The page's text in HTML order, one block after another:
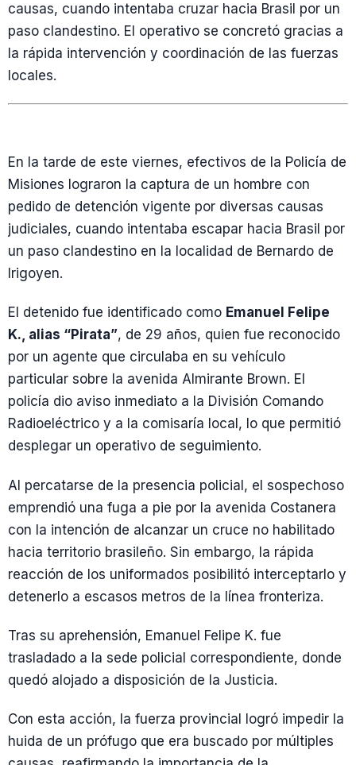
causas, cuando intentaba cruzar hacia Brasil por un
paso clandestino. El operativo se concretó gracias a
la rápida intervención y coordinación de las fuerzas
locales.
En la tarde de este viernes, efectivos de la Policía de
Misiones lograron la captura de un hombre con
pedido de detención vigente por diversas causas
judiciales, cuando intentaba escapar hacia Brasil por
un paso clandestino en la localidad de Bernardo de
Irigoyen.
El detenido fue identificado como Emanuel Felipe
K., alias “Pirata”, de 29 años, quien fue reconocido
por un agente que circulaba en su vehículo
particular sobre la avenida Almirante Brown. El
policía dio aviso inmediato a la División Comando
Radioeléctrico y a la comisaría local, lo que permitió
desplegar un operativo de seguimiento.
Al percatarse de la presencia policial, el sospechoso
emprendió una fuga a pie por la avenida Costanera
con la intención de alcanzar un cruce no habilitado
hacia territorio brasileño. Sin embargo, la rápida
reacción de los uniformados posibilitó interceptarlo y
detenerlo a escasos metros de la línea fronteriza.
Tras su aprehensión, Emanuel Felipe K. fue
trasladado a la sede policial correspondiente, donde
quedó alojado a disposición de la Justicia.
Con esta acción, la fuerza provincial logró impedir la
huida de un prófugo que era buscado por múltiples